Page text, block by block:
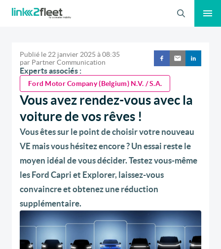
Recherche
Publié le22 janvier 2025 à08:35
par Partner Communication
Experts associés :
Ford Motor Company (Belgium) N.V. / S.A.
Vous avez rendez-vous avec la
voiture de vos rêves !
Vous êtes sur le point de choisir votre nouveau
VE mais vous hésitez encore ? Un essai reste le
moyen idéal de vous décider. Testez vous-même
les Ford Capri et Explorer, laissez-vous
convaincre et obtenez une réduction
supplémentaire.